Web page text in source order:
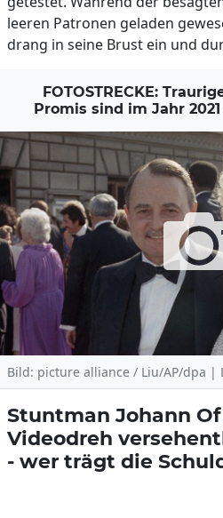
leeren Patronen geladen
drang in seine Brust ein und
FOTOSTRECKE:
Promis sind im Jahr
Bild: picture alliance / Liu/AP/dpa |
Stuntman Johann
Videodreh
- wer trägt die